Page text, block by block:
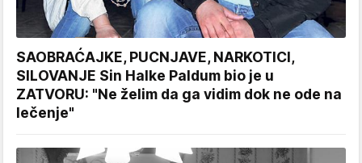
SAOBRAĆAJKE, PUCNJAVE, NARKOTICI,
SILOVANJE Sin Halke Paldum bio je u
ZATVORU: "Ne želim da ga vidim dok ne ode na
lečenje"